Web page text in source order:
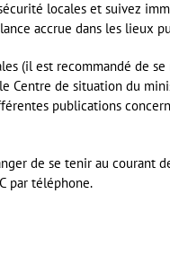
locales et suivez
accrue dans les lieux
(il est recommandé de
Centre de situation du
publications
de se tenir au courant
par téléphone.